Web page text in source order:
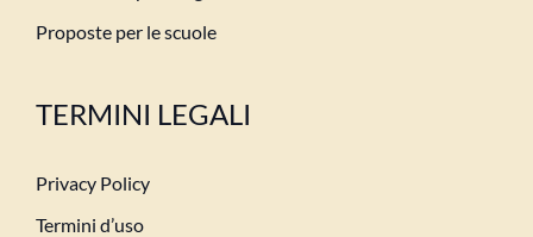
Proposte per le scuole
TERMINI LEGALI
Privacy Policy
Termini d’uso